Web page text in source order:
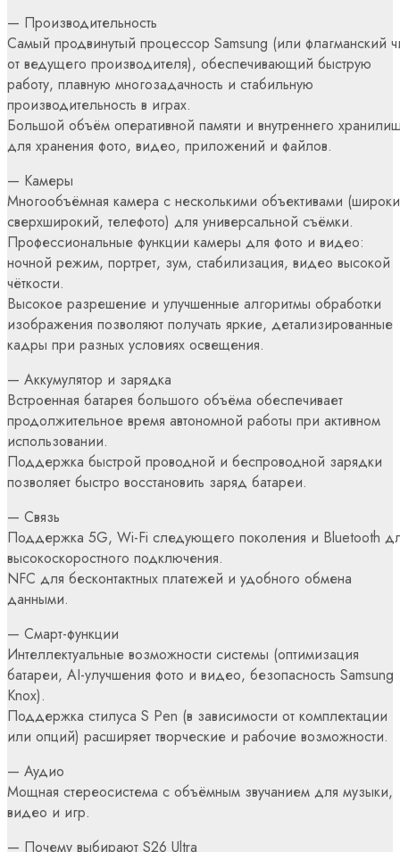
— Производительность
Самый продвинутый процессор Samsung (или флагманский
от ведущего производителя), обеспечивающий быструю
работу, плавную многозадачность и стабильную
производительность в играх.
Большой объём оперативной памяти и внутреннего
для хранения фото, видео, приложений и файлов.
— Камеры
Многообъёмная камера с несколькими объективами
сверхширокий, телефото) для универсальной съёмки.
Профессиональные функции камеры для фото и видео:
ночной режим, портрет, зум, стабилизация, видео высокой
чёткости.
Высокое разрешение и улучшенные алгоритмы обработки
изображения позволяют получать яркие, детализированные
кадры при разных условиях освещения.
— Аккумулятор и зарядка
Встроенная батарея большого объёма обеспечивает
продолжительное время автономной работы при активном
использовании.
Поддержка быстрой проводной и беспроводной зарядки
позволяет быстро восстановить заряд батареи.
— Связь
Поддержка 5G, Wi-Fi следующего поколения и Bluetooth
высокоскоростного подключения.
NFC для бесконтактных платежей и удобного обмена
данными.
— Смарт-функции
Интеллектуальные возможности системы (оптимизация
батареи, AI-улучшения фото и видео, безопасность Samsung
Knox).
Поддержка стилуса S Pen (в зависимости от комплектации
или опций) расширяет творческие и рабочие возможности.
— Аудио
Мощная стереосистема с объёмным звучанием для музыки,
видео и игр.
— Почему выбирают S26 Ultra